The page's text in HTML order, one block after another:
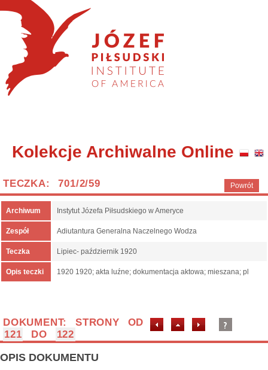
Kolekcje Archiwalne Online
Powrót
TECZKA: 701/2/59
Archiwum Instytut Józefa Piłsudskiego w Ameryce
Zespół Adiutantura Generalna Naczelnego Wodza
Teczka Lipiec- październik 1920
Opis teczki 1920 1920; akta luźne; dokumentacja aktowa; mieszana; pl
DOKUMENT: STRONY OD
121
DO 122
OPIS DOKUMENTU